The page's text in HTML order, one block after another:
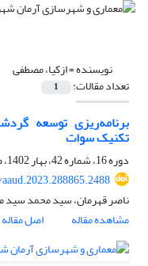
نویسنده =ازکیا، مصطفی
تعداد مقالات: 1
برنامه‌ریزی توسعه
تکنیک سوات
دوره 16، شماره 42، بهار 1402، صفحه
ناصر قهرمان، سید محمد سید
مشاهده مقاله
اصل مقاله